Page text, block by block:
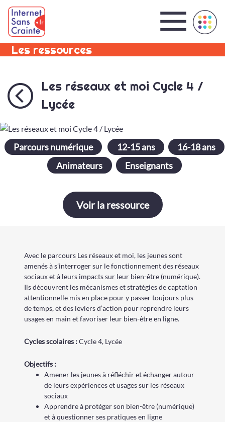
Panneau de gestion des cookies
Les ressources
Les réseaux et moi Cycle 4 /
Lycée
Parcours numérique 12-15 ans
16-18 ans
Animateurs
Enseignants
Voir la ressource
Avec le parcours Les réseaux et moi, les jeunes sont
amenés à s’interroger sur le fonctionnement des réseaux
sociaux et à leurs impacts sur leur bien-être (numérique).
Ils découvrent les mécanismes et stratégies de captation
attentionnelle mis en place pour y passer toujours plus
de temps, et des leviers d’action pour reprendre leurs
usages en main et favoriser leur bien-être en ligne.
Cyclesscolaires :Cycle 4, Lycée
Objectifs :
Amener les jeunes à réfléchir et échanger autour
de leurs expériences et usages sur les réseaux
sociaux
Apprendre à protéger son bien-être (numérique)
et à questionner ses pratiques en ligne